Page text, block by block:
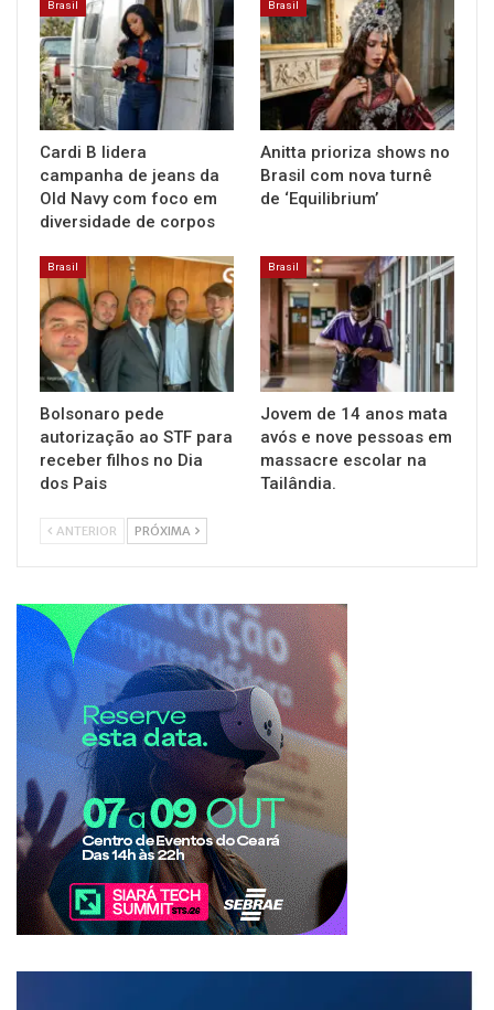
Brasil
Cardi B lidera
campanha de jeans da
Old Navy com foco em
diversidade de corpos
Brasil
Anitta prioriza shows no
Brasil com nova turnê
de ‘Equilibrium’
Brasil
Bolsonaro pede
autorização ao STF para
receber filhos no Dia
dos Pais
Brasil
Jovem de 14 anos mata
avós e nove pessoas em
massacre escolar na
Tailândia.
ANTERIOR PRÓXIMA